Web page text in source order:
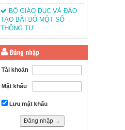
BỘ GIÁO DỤC VÀ ĐÀO
TẠO BÃI BỎ MỘT SỐ
THÔNG TƯ
Đăng nhập
Tài khoản
Mật khẩu
Lưu mật khẩu